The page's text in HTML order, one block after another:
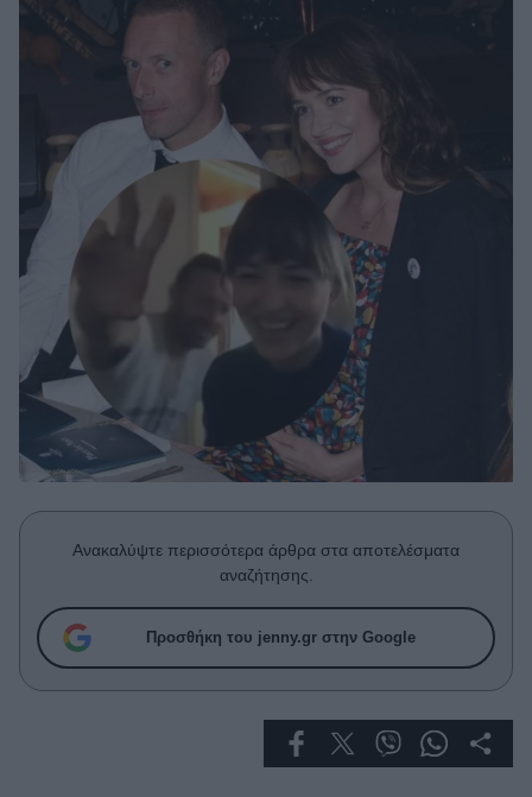
Well being
Υγεία + Διατροφή
Σχέσεις & Σεξ
Fitness
Woman Power
Parenting
Real Women
Πρόσωπα
Celebrities
Συνεντεύξεις
Who
True Stories
Ζώδια
Ανακαλύψτε περισσότερα άρθρα στα αποτελέσματα
αναζήτησης.
Προσθήκη του jenny.gr στην Google